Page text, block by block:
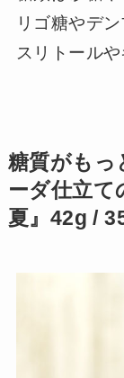
リゴ糖やデ
スリトール
糖質がもっ
ーダ仕立て
夏』42g /